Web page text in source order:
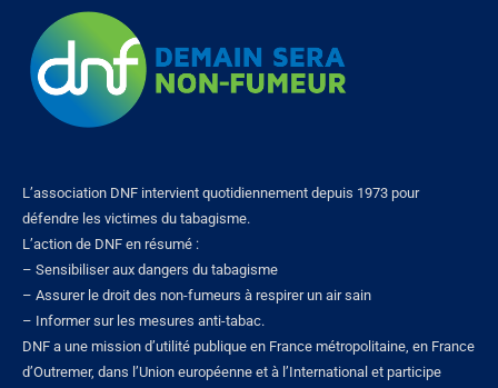
L’association DNF intervient quotidiennement depuis 1973 pour
défendre les victimes du tabagisme.
L’action de DNF en résumé :
– Sensibiliser aux dangers du tabagisme
– Assurer le droit des non-fumeurs à respirer un air sain
– Informer sur les mesures anti-tabac.
DNF a une mission d’utilité publique en France métropolitaine, en France
d’Outremer, dans l’Union européenne et à l’International et participe